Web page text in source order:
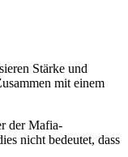
Stärke und
mit einem
der Mafia-
nicht bedeutet, dass